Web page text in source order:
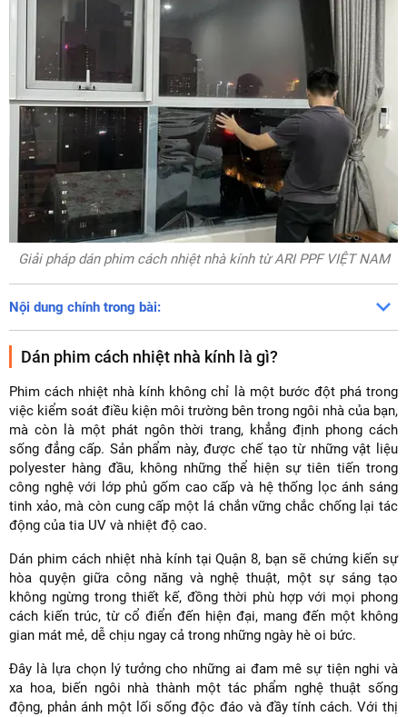
Giải pháp dán phim cách nhiệt nhà kính từ ARI PPF VIỆT NAM
Nội dung chính trong bài:
Dán phim cách nhiệt nhà kính là gì?
Phim cách nhiệt nhà kính không chỉ là một bước đột phá trong
việc kiểm soát điều kiện môi trường bên trong ngôi nhà của bạn,
mà còn là một phát ngôn thời trang, khẳng định phong cách
sống đẳng cấp. Sản phẩm này, được chế tạo từ những vật liệu
polyester hàng đầu, không những thể hiện sự tiên tiến trong
công nghệ với lớp phủ gốm cao cấp và hệ thống lọc ánh sáng
tinh xảo, mà còn cung cấp một lá chắn vững chắc chống lại tác
động của tia UV và nhiệt độ cao.
Dán phim cách nhiệt nhà kính tại Quận 8, bạn sẽ chứng kiến sự
hòa quyện giữa công năng và nghệ thuật, một sự sáng tạo
không ngừng trong thiết kế, đồng thời phù hợp với mọi phong
cách kiến trúc, từ cổ điển đến hiện đại, mang đến một không
gian mát mẻ, dễ chịu ngay cả trong những ngày hè oi bức.
Đây là lựa chọn lý tưởng cho những ai đam mê sự tiện nghi và
xa hoa, biến ngôi nhà thành một tác phẩm nghệ thuật sống
động, phản ánh một lối sống độc đáo và đầy tính cách. Với thị